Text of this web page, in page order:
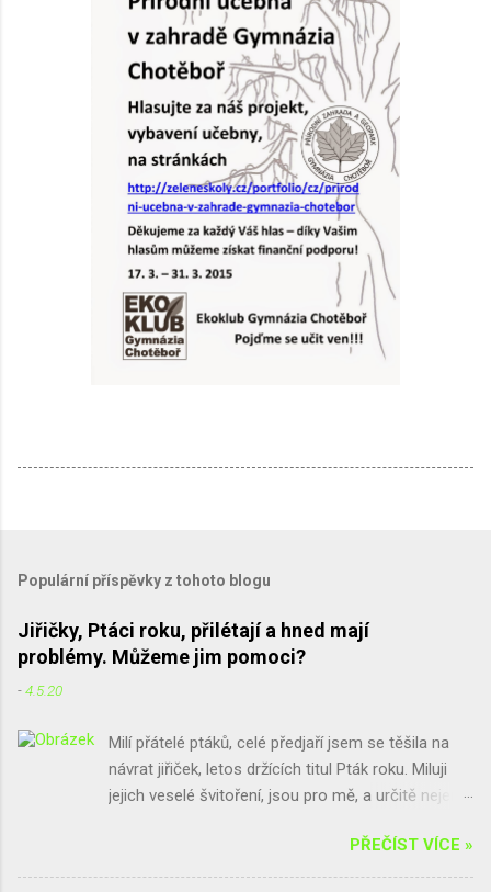
Populární příspěvky z tohoto blogu
Jiřičky, Ptáci roku, přilétají a hned mají
problémy. Můžeme jim pomoci?
-4.5.20
Milí přátelé ptáků, celé předjaří jsem se těšila na
návrat jiřiček, letos držících titul Pták roku. Miluji
jejich veselé švitoření, jsou pro mě, a určitě nejen
Bohužel, ne všude se na jiřičky těší. Někoho trápí
hromádky trusu, které po jiřičkách zůstávají, někdo
PŘEČÍST VÍCE »